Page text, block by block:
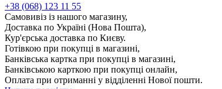
+38 (068) 123 11 55
Самовивіз із нашого магазину,
Доставка по Україні (Нова Пошта),
Кур'єрська доставка по Києву.
Готівкою при покупці в магазині,
Банківська картка при покупці в магазині,
Банківською карткою при покупці онлайн,
Оплата при отриманні у відділенні Нової пошти.